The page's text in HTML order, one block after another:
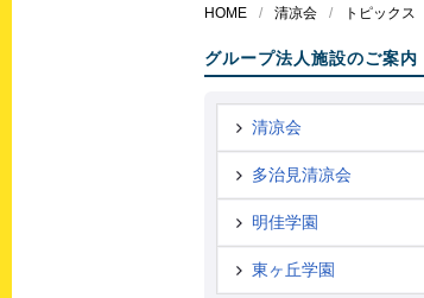
HOME 清凉会 トピックス
グループ法人施設のご案内
清凉会
多治見清凉会
明佳学園
東ヶ丘学園